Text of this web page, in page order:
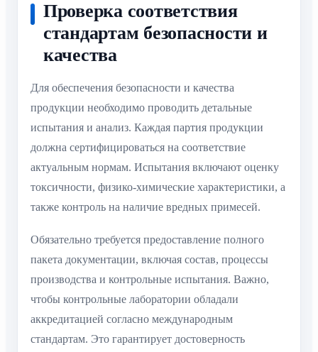
Проверка соответствия
стандартам безопасности и
качества
Для обеспечения безопасности и качества
продукции необходимо проводить детальные
испытания и анализ. Каждая партия продукции
должна сертифицироваться на соответствие
актуальным нормам. Испытания включают оценку
токсичности, физико-химические характеристики, а
также контроль на наличие вредных примесей.
Обязательно требуется предоставление полного
пакета документации, включая состав, процессы
производства и контрольные испытания. Важно,
чтобы контрольные лаборатории обладали
аккредитацией согласно международным
стандартам. Это гарантирует достоверность